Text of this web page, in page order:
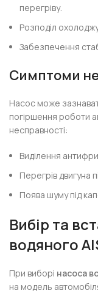
перегріву.
Розподіл
Забезпечення
Симптоми
Насос може
погіршення роботи
несправності:
Виділення
Перегрів двигуна
Поява шуму під
Вибір та
водяного
При виборі насоса
на модель